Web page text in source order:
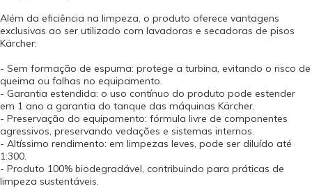
Além da eficiência na limpeza, o produto oferece vantagens
exclusivas ao ser utilizado com lavadoras e secadoras de pisos
Kärcher:
- Sem formação de espuma: protege a turbina, evitando o risco de
queima ou falhas no equipamento.
- Garantia estendida: o uso contínuo do produto pode estender
em 1 ano a garantia do tanque das máquinas Kärcher.
- Preservação do equipamento: fórmula livre de componentes
agressivos, preservando vedações e sistemas internos.
- Altíssimo rendimento: em limpezas leves, pode ser diluído até
1:300.
- Produto 100% biodegradável, contribuindo para práticas de
limpeza sustentáveis.